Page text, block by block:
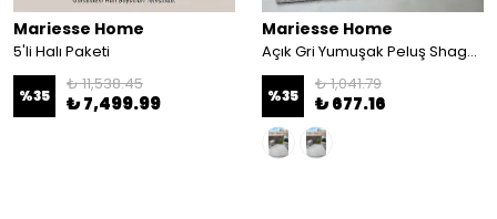
Mariesse Home
5'li Halı Paketi
%35
₺ 11,538.45
₺ 7,499.99
Mariesse Home
Açık Gri Yumuşak Peluş Shaggy Dokuma Halı Çocuk Odası Oturma Odası Salon Halısı - açık gri
%35
₺ 1,041.79
₺ 677.16